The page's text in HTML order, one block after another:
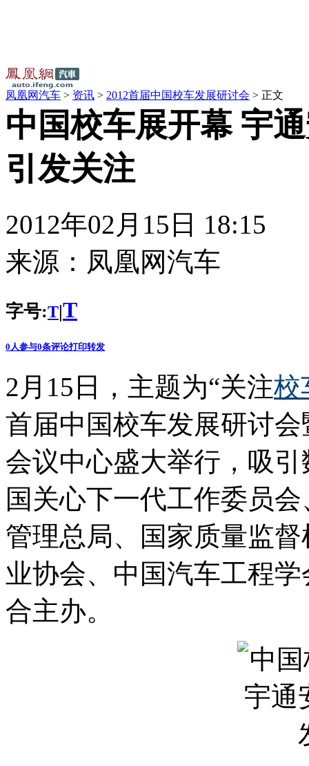
凤凰网汽车 > 资讯 > 2012首届中国校车发展研讨会 > 正文
中国校车展开幕 宇
引发关注
2012年02月15日 18:15
来源： 凤凰网汽车
字号:T|T
0 人参与0条评论打印转发
2月15日，主题为“关注校
首届中国校车发展研讨
会议中心盛大举行，吸
国关心下一代工作委员
管理总局、国家质量监
业协会、中国汽车工程
合主办。